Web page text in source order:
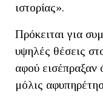
ιστορίας».
Πρόκειται για
υψηλές θέσεις
αφού εισέπραξαν
μόλις